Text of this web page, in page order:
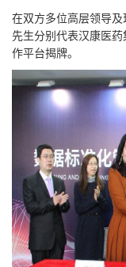
在双方多位高层领导
先生分别代表汉康医
作平台揭牌。